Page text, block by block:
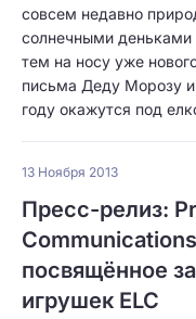
совсем недавно
солнечными деньками
тем на носу уже
письма Деду Морозу
году окажутся под
13 Ноября 2013
Пресс-релиз:
посвящённое
игрушек ELC